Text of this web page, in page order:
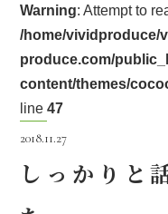
Warning: Attempt to
/home/vividproduce/
produce.com/
content/themes/
line47
2018.11.27
しっかりと